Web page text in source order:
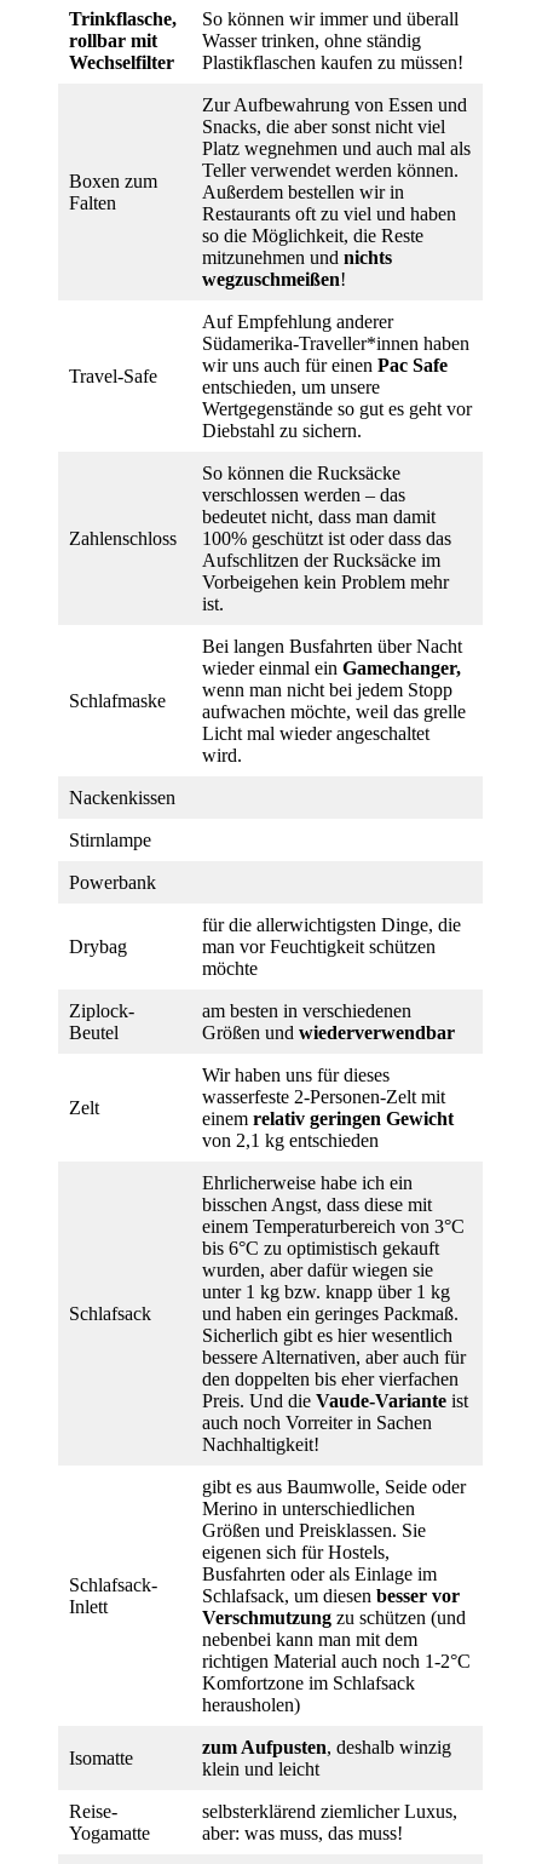
Trinkflasche,
rollbar mit
Wechselfilter
So können wir immer und überall
Wasser trinken, ohne ständig
Plastikflaschen kaufen zu müssen!
Boxen zum
Falten
Zur Aufbewahrung von Essen und
Snacks, die aber sonst nicht viel
Platz wegnehmen und auch mal als
Teller verwendet werden können.
Außerdem bestellen wir in
Restaurants oft zu viel und haben
so die Möglichkeit, die Reste
mitzunehmen und nichts
wegzuschmeißen!
Travel-Safe
Auf Empfehlung anderer
Südamerika-Traveller*innen haben
wir uns auch für einen Pac Safe
entschieden, um unsere
Wertgegenstände so gut es geht vor
Diebstahl zu sichern.
Zahlenschloss
So können die Rucksäcke
verschlossen werden – das
bedeutet nicht, dass man damit
100% geschützt ist oder dass das
Aufschlitzen der Rucksäcke im
Vorbeigehen kein Problem mehr
ist.
Schlafmaske
Bei langen Busfahrten über Nacht
wieder einmal ein Gamechanger,
wenn man nicht bei jedem Stopp
aufwachen möchte, weil das grelle
Licht mal wieder angeschaltet
wird.
Nackenkissen
Stirnlampe
Powerbank
Drybag
für die allerwichtigsten Dinge, die
man vor Feuchtigkeit schützen
möchte
Ziplock-
Beutel
am besten in verschiedenen
Größen und wiederverwendbar
Zelt
Wir haben uns für dieses
wasserfeste 2-Personen-Zelt mit
einem relativ geringen Gewicht
von 2,1 kg entschieden
Schlafsack
Ehrlicherweise habe ich ein
bisschen Angst, dass diese mit
einem Temperaturbereich von 3°C
bis 6°C zu optimistisch gekauft
wurden, aber dafür wiegen sie
unter 1 kg bzw. knapp über 1 kg
und haben ein geringes Packmaß.
Sicherlich gibt es hier wesentlich
bessere Alternativen, aber auch für
den doppelten bis eher vierfachen
Preis. Und die Vaude-Variante ist
auch noch Vorreiter in Sachen
Nachhaltigkeit!
Schlafsack-
Inlett
gibt es aus Baumwolle, Seide oder
Merino in unterschiedlichen
Größen und Preisklassen. Sie
eigenen sich für Hostels,
Busfahrten oder als Einlage im
Schlafsack, um diesen besser vor
Verschmutzung zu schützen (und
nebenbei kann man mit dem
richtigen Material auch noch 1-2°C
Komfortzone im Schlafsack
herausholen)
Isomatte
zum Aufpusten, deshalb winzig
klein und leicht
Reise-
Yogamatte
selbsterklärend ziemlicher Luxus,
aber: was muss, das muss!